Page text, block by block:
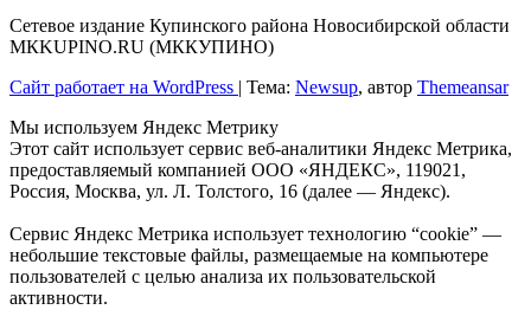
Сетевое издание Купинского района Новосибирской области
МКKUPINO.RU (МККУПИНО)
Сайт работает на WordPress
Тема: Newsup, автор Themeansar
Мы используем Яндекс Метрику
Этот сайт использует сервис веб-аналитики Яндекс Метрика,
предоставляемый компанией ООО «ЯНДЕКС», 119021,
Россия, Москва, ул. Л. Толстого, 16 (далее — Яндекс).
Сервис Яндекс Метрика использует технологию “cookie” —
небольшие текстовые файлы, размещаемые на компьютере
пользователей с целью анализа их пользовательской
активности.